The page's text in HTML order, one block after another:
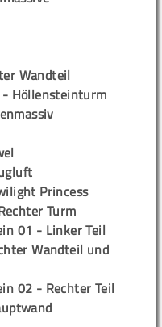
Wandteil
Höllensteinturm
Princess
Turm
01 - Linker Teil
Wandteil und
02 - Rechter Teil